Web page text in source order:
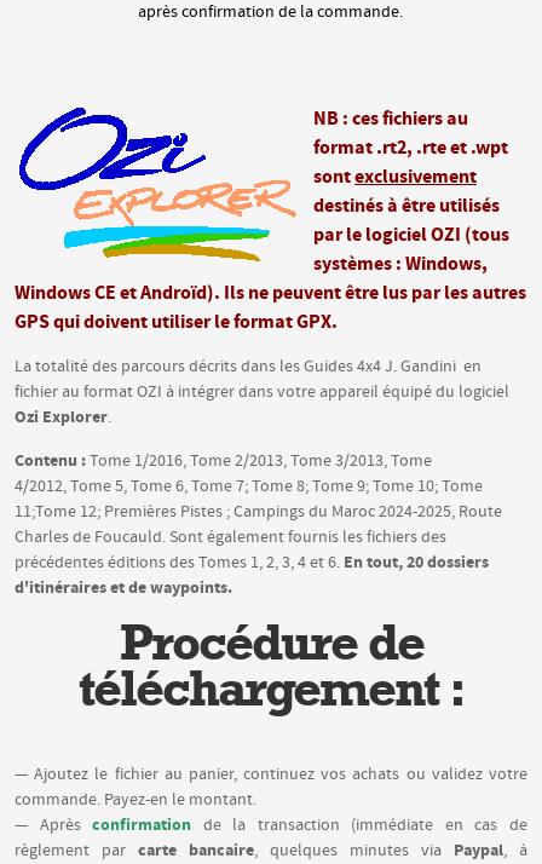
après confirmation de la commande.
NB : ces fichiers au
format .rt2, .rte et .wpt
sontexclusivement
destinés à être utilisés
par le logiciel OZI (tous
systèmes : Windows,
Windows CE et Androïd). Ils ne peuvent être lus par les autres
GPS qui doivent utiliser le format GPX.
La totalité des parcours décrits dans les Guides 4x4 J. Gandini en
fichier au format OZI à intégrer dans votre appareil équipé du logiciel
Ozi Explorer.
Contenu :Tome 1/2016, Tome 2/2013, Tome 3/2013, Tome
4/2012, Tome 5, Tome 6, Tome 7; Tome 8; Tome 9; Tome 10; Tome
11;Tome 12; Premières Pistes ; Campings du Maroc 2024-2025, Route
Charles de Foucauld. Sont également fournis les fichiers des
précédentes éditions des Tomes 1, 2, 3, 4 et 6. En tout, 20 dossiers
d'itinéraires et de waypoints.
Procédure de
téléchargement :
— Ajoutez le fichier au panier, continuez vos achats ou validez votre
commande. Payez-en le montant.
— Aprèsconfirmation de la transaction (immédiate en cas de
règlement par carte bancaire, quelques minutes via Paypal, à